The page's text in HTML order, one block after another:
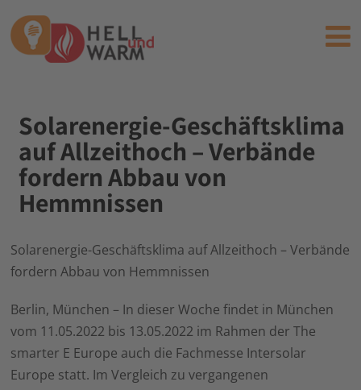
Solarenergie-Geschäftsklima
auf Allzeithoch – Verbände
fordern Abbau von
Hemmnissen
Solarenergie-Geschäftsklima auf Allzeithoch – Verbände
fordern Abbau von Hemmnissen
Berlin, München – In dieser Woche findet in München
vom 11.05.2022 bis 13.05.2022 im Rahmen der The
smarter E Europe auch die Fachmesse Intersolar
Europe statt. Im Vergleich zu vergangenen